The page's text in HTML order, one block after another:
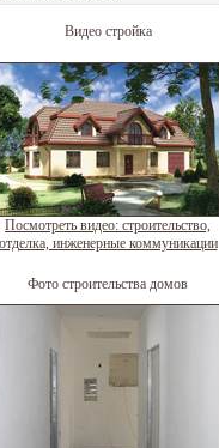
Видео стройка
Посмотреть видео: строительство,
отделка, инженерные коммуникации
Фото строительства домов